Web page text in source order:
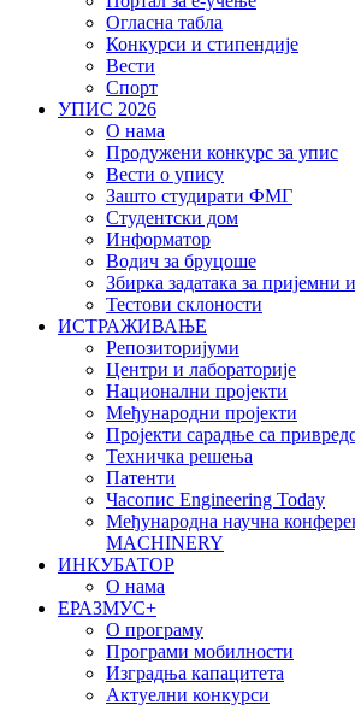
Огласна табла
Конкурси и стипендије
Вести
Спорт
УПИС 2026
О нама
Продужени конкурс за упис
Вести о упису
Зашто студирати ФМГ
Студентски дом
Информатор
Водич за бруцоше
Збиркa задатака за пријемни
Тестови склоности
ИСТРАЖИВАЊЕ
Репозиторијуми
Центри и лабораторије
Национални пројекти
Међународни пројекти
Пројекти сарадње са
Техничка решења
Патенти
Часопис Engineering Today
Међународна научна
MACHINERY
ИНКУБАТОР
О нама
EРАЗМУС+
О програму
Програми мобилности
Изградња капацитета
Актуелни конкурси